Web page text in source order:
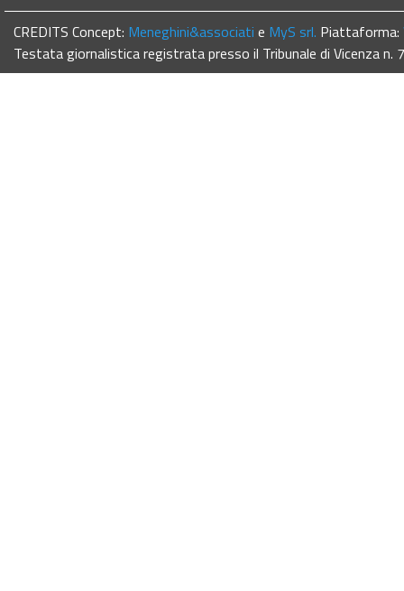
CREDITS Concept: Meneghini&associati e MyS srl. Piattaforma:
Testata giornalistica registrata presso il Tribunale di Vicenza n.